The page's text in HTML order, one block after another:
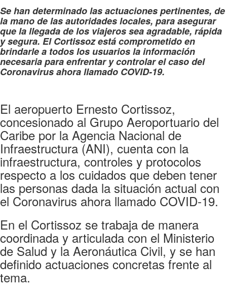
Se han determinado las actuaciones pertinentes, de
la mano de las autoridades locales, para asegurar
que la llegada de los viajeros sea agradable, rápida
y segura. El Cortissoz está comprometido en
brindarle a todos los usuarios la información
necesaria para enfrentar y controlar el caso del
Coronavirus ahora llamado COVID-19.
El aeropuerto Ernesto Cortissoz,
concesionado al Grupo Aeroportuario del
Caribe por la Agencia Nacional de
Infraestructura (ANI), cuenta con la
infraestructura, controles y protocolos
respecto a los cuidados que deben tener
las personas dada la situación actual con
el Coronavirus ahora llamado COVID-19.
En el Cortissoz se trabaja de manera
coordinada y articulada con el Ministerio
de Salud y la Aeronáutica Civil, y se han
definido actuaciones concretas frente al
tema.